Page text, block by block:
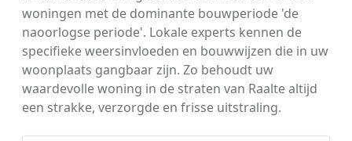
woningen met de dominante bouwperiode 'de
naoorlogse periode'. Lokale experts kennen de
specifieke weersinvloeden en bouwwijzen die in uw
woonplaats gangbaar zijn. Zo behoudt uw
waardevolle woning in de straten van Raalte altijd
een strakke, verzorgde en frisse uitstraling.